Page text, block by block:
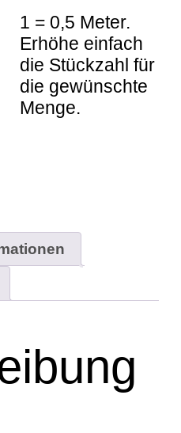
1 = 0,5 Meter.
Erhöhe einfach
die Stückzahl für
die gewünschte
Menge.